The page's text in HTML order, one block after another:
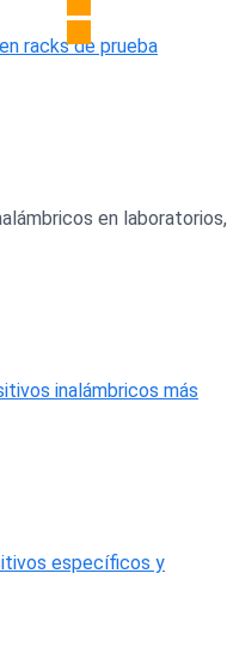
racks de prueba
en laboratorios,
inalámbricos más
específicos y